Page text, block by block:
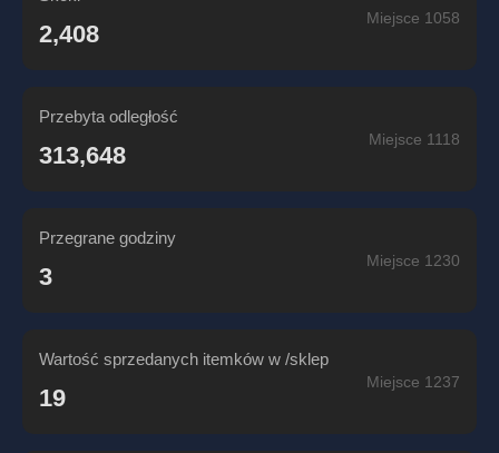
2,408
Miejsce 1058
Przebyta odległość
313,648
Miejsce 1118
Przegrane godziny
3
Miejsce 1230
Wartość sprzedanych itemków w /sklep
19
Miejsce 1237